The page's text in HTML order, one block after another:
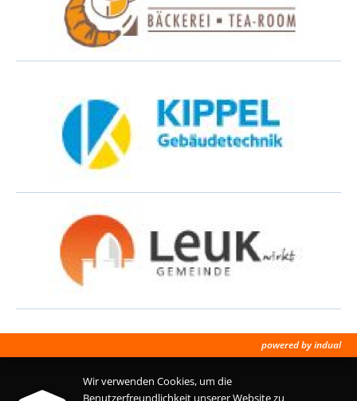
powered by indual
Wir verwenden Cookies, um die
Benutzerfreundlichkeit unserer Website zu